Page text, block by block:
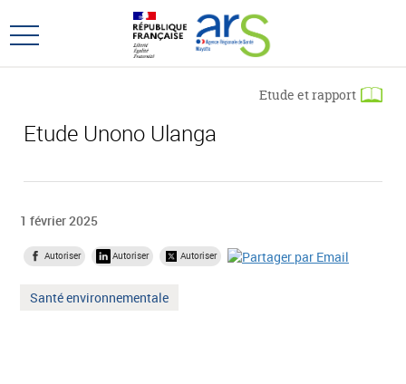
au
menu
au
contenu
Ouvrir
Etude Unono Ulanga
Etude et rapport
1 février 2025
Autoriser Autoriser Autoriser
Mot
Santé environnementale